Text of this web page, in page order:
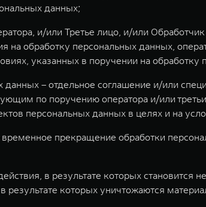
данных;
и/или Третье лицо, и/или
на обработку персональных данных,
указанных в поручении на обработку
данных – отдельное соглашение и/или
по поручению оператора и/или
персональных данных в целях и на
прекращение обработки
в результате которых
результате которых уничтожаются